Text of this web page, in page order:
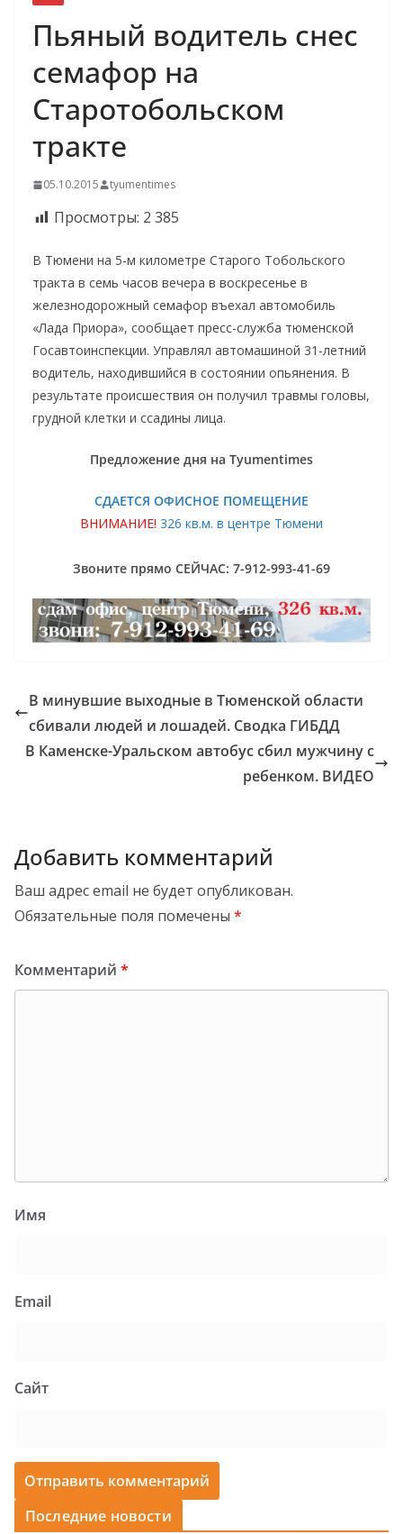
Пьяный водитель снес
семафор на
Старотобольском
тракте
05.10.2015 tyumentimes
Просмотры: 2 385
В Тюмени на 5-м километре Старого Тобольского
тракта в семь часов вечера в воскресенье в
железнодорожный семафор въехал автомобиль
«Лада Приора», сообщает пресс-служба тюменской
Госавтоинспекции. Управлял автомашиной 31-летний
водитель, находившийся в состоянии опьянения. В
результате происшествия он получил травмы головы,
грудной клетки и ссадины лица.
Предложение дня на Tyumentimes
СДАЕТСЯ ОФИСНОЕ ПОМЕЩЕНИЕ
ВНИМАНИЕ! 326 кв.м. в центре Тюмени
Звоните прямо СЕЙЧАС: 7-912-993-41-69
В минувшие выходные в Тюменской области
сбивали людей и лошадей. Сводка ГИБДД
В Каменске-Уральском автобус сбил мужчину с
ребенком. ВИДЕО
Добавить комментарий
Ваш адрес email не будет опубликован.
Обязательные поля помечены *
Комментарий *
Имя
Email
Сайт
Последние новости